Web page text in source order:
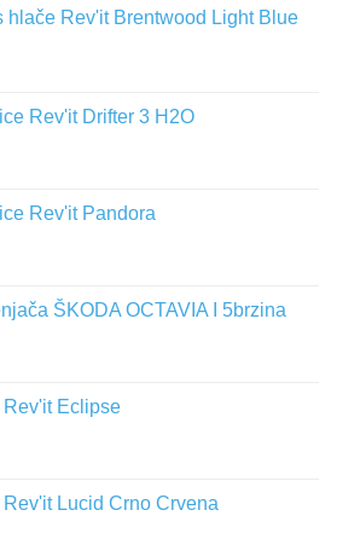
hlače Rev'it Brentwood Light Blue
Rev'it Drifter 3 H2O
Rev'it Pandora
ŠKODA OCTAVIA I 5brzina
Rev'it Eclipse
Rev'it Lucid Crno Crvena